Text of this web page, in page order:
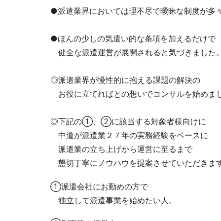
●派遣業界においては理不尽で曖昧な制度が多
●ほんの少しの気遣い的な条項を加えるだけで
健全な派遣運営が展開されると気づきました。
◎派遣業界が慢性的に抱える課題の解決の
お役に立てればとの想いでコンサルを始めま
◎下記の①、②に該当する対象者様向けに
中道が派遣業２７年の実務経験をベースに
派遣業の立ち上げから運営に至るまで
懇切丁寧にノウハウを提案させていただきます
①派遣会社にお勤めの方で
独立して派遣事業を始めたい人。